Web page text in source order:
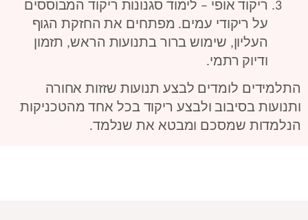
ודיוק רתמי.
התלמידים לומדים לבצע תנועות שזזות אחורה
ותנועות בסיבוב ולבצע ריקוד בכל אחד מהטכניקות
הנלמדות שמסכם ומבטא את שנלמד.